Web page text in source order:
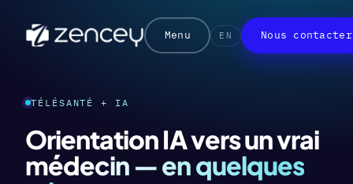
Menu EN Nous contacter
TÉLÉSANTÉ + IA
Orientation IA vers unvrai
médecin — en quelques